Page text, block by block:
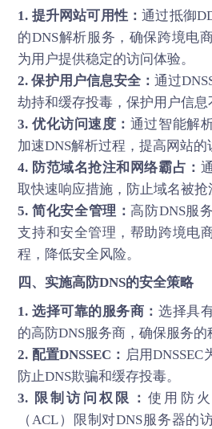
1. 提升网站可用性：通过抵御
的DNS解析服务，确保跨境电
为用户提供稳定的访问体验。
2. 保护用户信息安全：通过
劫持和缓存投毒，保护用户信息
3. 优化访问速度： 通过智能解
加速DNS解析过程，提高网站的
4. 防范域名抢注和网络霸占：
取快速响应措施，防止域名被抢
5. 简化安全管理：高防DNS服
支持和安全管理，帮助跨境电
程，降低安全风险。
四、实施高防DNS的安全策略
1. 选择可靠的服务商： 选择具
的高防DNS服务商，确保服务的
2. 配置DNSSEC： 启用
防止DNS欺骗和缓存投毒。
3. 限制访问权限：使用防
（ACL）限制对DNS服务器的